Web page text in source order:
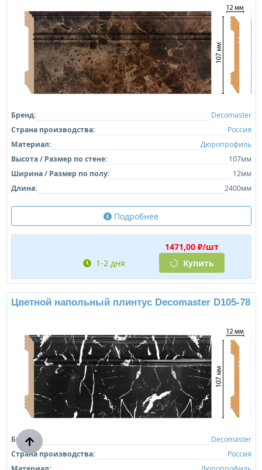
Бренд:
Decomaster
Страна производства:
Россия
Материал:
Дюропрофиль
Высота / Размер по стене:
107мм
Ширина / Размер по полу:
12мм
Длина:
2400мм
Подробнее
1471,00 ₽/шт
1-2 дня
Купить
Цветной напольный плинтус Decomaster D105-78
Бренд:
Decomaster
Страна производства:
Россия